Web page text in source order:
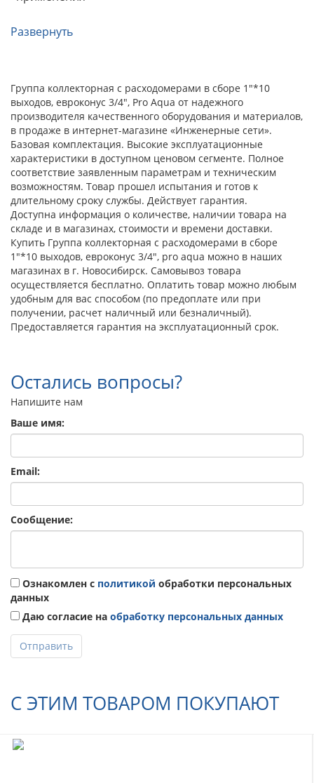
Развернуть
Группа коллекторная с расходомерами в сборе 1"*10
выходов, евроконус 3/4", Pro Aqua от надежного
производителя качественного оборудования и материалов,
в продаже в интернет-магазине «Инженерные сети».
Базовая комплектация. Высокие эксплуатационные
характеристики в доступном ценовом сегменте. Полное
соответствие заявленным параметрам и техническим
возможностям. Товар прошел испытания и готов к
длительному сроку службы. Действует гарантия.
Доступна информация о количестве, наличии товара на
складе и в магазинах, стоимости и времени доставки.
Купить Группа коллекторная с расходомерами в сборе
1"*10 выходов, евроконус 3/4", pro aqua можно в наших
магазинах в г. Новосибирск. Самовывоз товара
осуществляется бесплатно. Оплатить товар можно любым
удобным для вас способом (по предоплате или при
получении, расчет наличный или безналичный).
Предоставляется гарантия на эксплуатационный срок.
Остались вопросы?
Напишите нам
Ваше имя:
Email:
Сообщение:
Ознакомлен с политикой обработки персональных
данных
Даю согласие на обработку персональных данных
Отправить
С ЭТИМ ТОВАРОМ ПОКУПАЮТ